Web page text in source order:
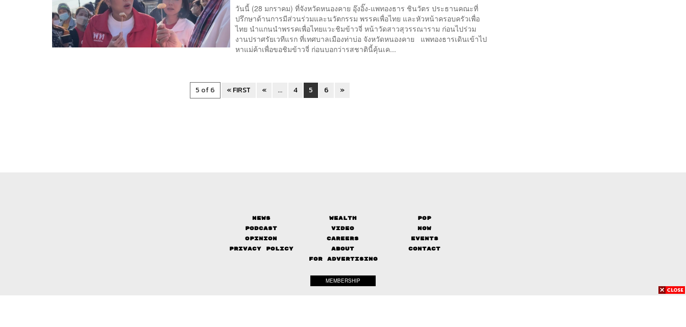
วันนี้ (28 มกราคม) ที่จังหวัดหนองคาย อุ๊งอิ๊ง-แพทองธาร ชินวัตร ประธานคณะที่
ปรึกษาด้านการมีส่วนร่วมและนวัตกรรม พรรคเพื่อไทย และหัวหน้าครอบครัวเพื่อ
ไทย นำแกนนำพรรคเพื่อไทยแวะชิมข้าวจี่ หน้าวัดสาวสุวรรณาราม ก่อนไปร่วม
งานปราศรัยเวทีแรก ที่เทศบาลเมืองท่าบ่อ จังหวัดหนองคาย แพทองธารเดินเข้าไป
หาแม่ค้าเพื่อขอชิมข้าวจี่ ก่อนบอกว่ารสชาตินี้คุ้นเค...
5 of 6 « FIRST « ... 4 5 6 »
News Wealth
Pop
Podcast
Video
Now
Opinion
Careers
Events
Privacy Policy
About
Contact
FOR ADVERTISING
MEMBERSHIP